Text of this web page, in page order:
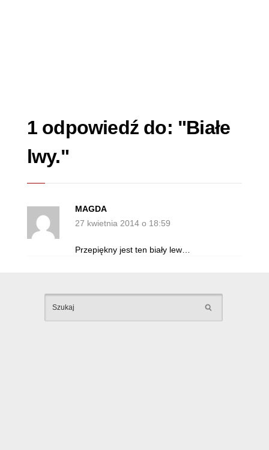
1 odpowiedź do: "Białe
lwy."
MAGDA
27 kwietnia 2014 o 18:59
Przepiękny jest ten biały lew…